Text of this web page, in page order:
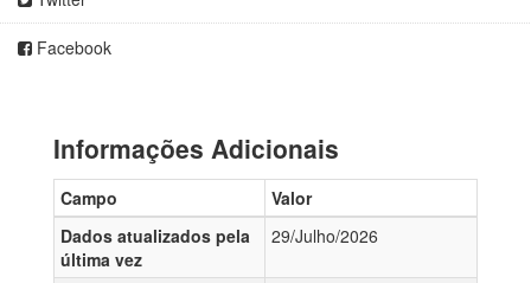
Facebook
Informações Adicionais
Campo
Valor
Dados atualizados pela
última vez
29/Julho/2026